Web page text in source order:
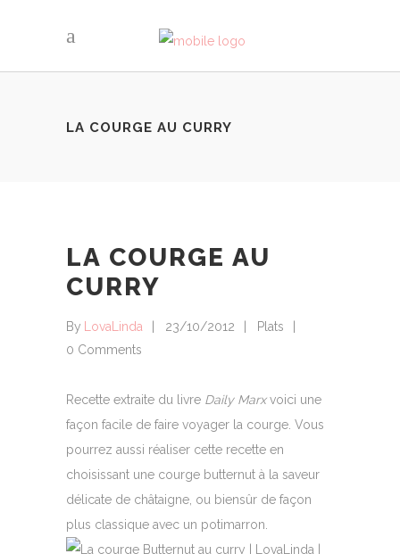
LA COURGE AU CURRY
LA COURGE AU
CURRY
By LovaLinda 23/10/2012
Plats
0 Comments
Recette extraite du livre Daily Marxvoici une
façon facile de faire voyager la courge. Vous
pourrez aussi réaliser cette recette en
choisissant une courge butternut à la saveur
délicate de châtaigne, ou biensûr de façon
plus classique avec un potimarron.